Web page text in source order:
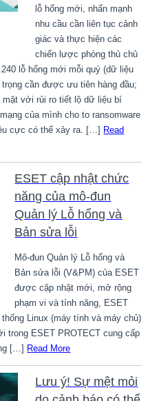
lỗ hổng mới, nhấn mạnh
nhu cầu cần liên tục cảnh
giác và thực hiện các
chiến lược phòng thủ chủ
lỗ hổng mới mỗi quý (dữ liệu
cần được ưu tiên hàng đầu;
mặt với rủi ro tiết lộ dữ liệu bí
của mình cho to ransomware
cực có thể xảy ra. […] Read
ESET cập nhật chức
năng của mô-đun
Quản lý Lỗ hổng và
Bản sửa lỗi
Mô-đun Quản lý Lỗ hổng và
Bản sửa lỗi (V&PM) của ESET
được cập nhật mới, mở rộng
phạm vi và tính năng, ESET
Linux (máy tính và máy chủ)
trong ESET PROTECT cung cấp
[…] Read More
Lưu ý! Sự mệt mỏi